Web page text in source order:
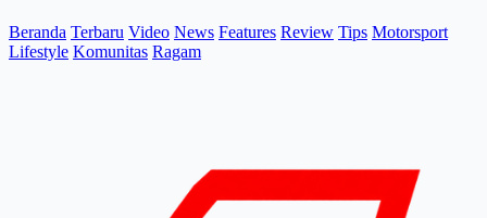
Beranda Terbaru Video News Features Review Tips Motorsport
Lifestyle Komunitas Ragam